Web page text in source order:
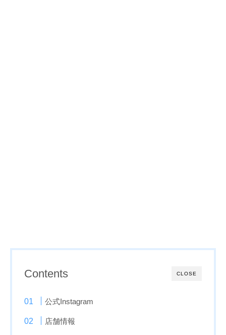
CLOSE
Contents
公式Instagram
店舗情報